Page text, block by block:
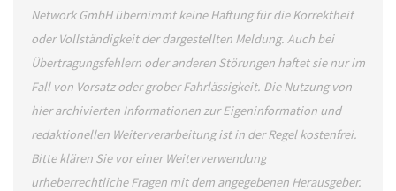
Network GmbH übernimmt keine Haftung für die Korrektheit
oder Vollständigkeit der dargestellten Meldung. Auch bei
Übertragungsfehlern oder anderen Störungen haftet sie nur im
Fall von Vorsatz oder grober Fahrlässigkeit. Die Nutzung von
hier archivierten Informationen zur Eigeninformation und
redaktionellen Weiterverarbeitung ist in der Regel kostenfrei.
Bitte klären Sie vor einer Weiterverwendung
urheberrechtliche Fragen mit dem angegebenen Herausgeber.